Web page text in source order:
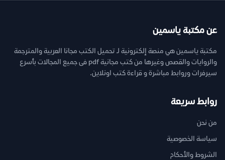
عن مكتبة ياسمين
مكتبة ياسمين هي منصة إلكترونية لـ تحميل الكتب مجانا العربية والمترجمة
والروايات والقصص وغيرها من كتب مجانية pdf فى جميع المجالات بأسرع
سيرفرات وروابط مباشرة و قراءة كتب اونلاين.
روابط سريعة
من نحن
سياسة الخصوصية
الشروط والأحكام